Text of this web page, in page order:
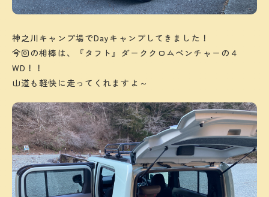
神之川キャンプ場でDayキャンプしてきました！
今回の相棒は、『タフト』ダーククロムベンチャーの４
WD！！
山道も軽快に走ってくれますよ～